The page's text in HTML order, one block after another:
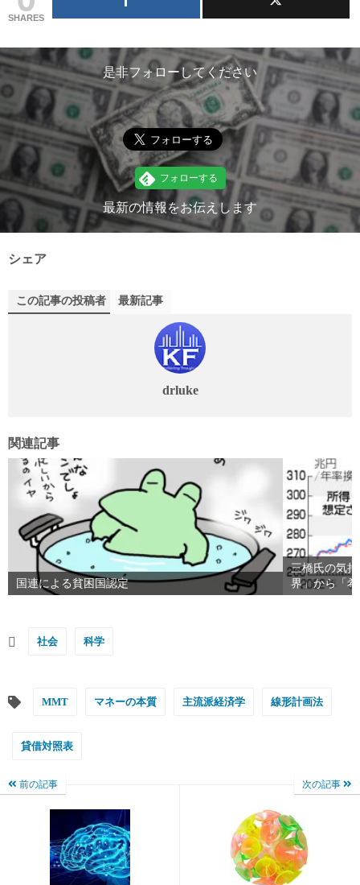
SHARES
是非フォローしてください
最新の情報をお伝えします
シェア
この記事の投稿者 最新記事
drluke
関連記事
国連による貧困国認定
三橋氏の気
界」から「
社会 科学
MMT マネーの本質 主流派経済学 線形計画法
貸借対照表
前の記事 次の記事